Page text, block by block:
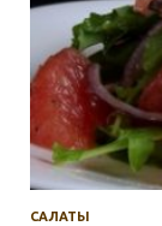
САЛАТЫ